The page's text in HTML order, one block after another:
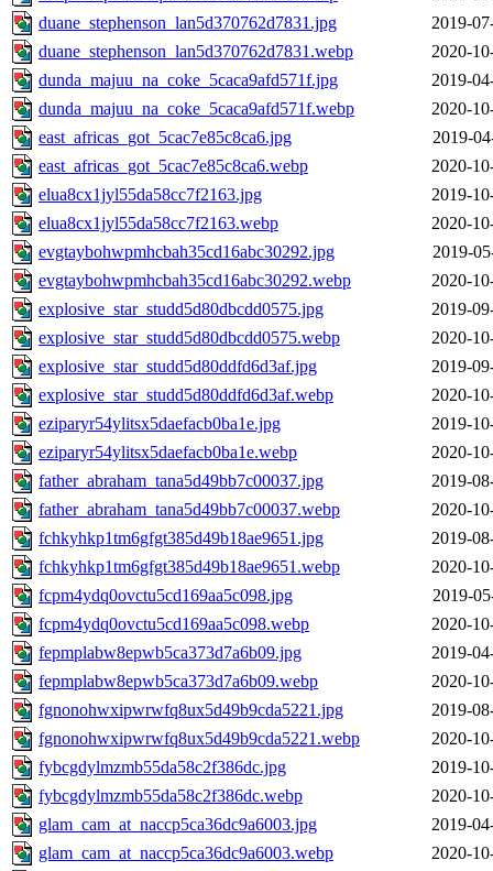
duane_stephenson_lan5d370762d7831.jpg
2019-
duane_stephenson_lan5d370762d7831.webp
2020-
dunda_majuu_na_coke_5caca9afd571f.jpg
2019-
dunda_majuu_na_coke_5caca9afd571f.webp
2020-
east_africas_got_5cac7e85c8ca6.jpg
2019-
east_africas_got_5cac7e85c8ca6.webp
2020-
elua8cx1jyl55da58cc7f2163.jpg
2019-
elua8cx1jyl55da58cc7f2163.webp
2020-
evgtaybohwpmhcbah35cd16abc30292.jpg
2019-
evgtaybohwpmhcbah35cd16abc30292.webp
2020-
explosive_star_studd5d80dbcdd0575.jpg
2019-
explosive_star_studd5d80dbcdd0575.webp
2020-
explosive_star_studd5d80ddfd6d3af.jpg
2019-
explosive_star_studd5d80ddfd6d3af.webp
2020-
eziparyr54ylitsx5daefacb0ba1e.jpg
2019-
eziparyr54ylitsx5daefacb0ba1e.webp
2020-
father_abraham_tana5d49bb7c00037.jpg
2019-
father_abraham_tana5d49bb7c00037.webp
2020-
fchkyhkp1tm6gfgt385d49b18ae9651.jpg
2019-
fchkyhkp1tm6gfgt385d49b18ae9651.webp
2020-
fcpm4ydq0ovctu5cd169aa5c098.jpg
2019-
fcpm4ydq0ovctu5cd169aa5c098.webp
2020-
fepmplabw8epwb5ca373d7a6b09.jpg
2019-
fepmplabw8epwb5ca373d7a6b09.webp
2020-
fgnonohwxipwrwfq8ux5d49b9cda5221.jpg
2019-
fgnonohwxipwrwfq8ux5d49b9cda5221.webp
2020-
fybcgdylmzmb55da58c2f386dc.jpg
2019-
fybcgdylmzmb55da58c2f386dc.webp
2020-
glam_cam_at_naccp5ca36dc9a6003.jpg
2019-
glam_cam_at_naccp5ca36dc9a6003.webp
2020-